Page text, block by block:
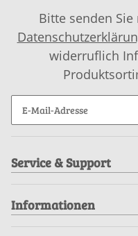
Bitte senden
widerruflich
Service & Support
Informationen